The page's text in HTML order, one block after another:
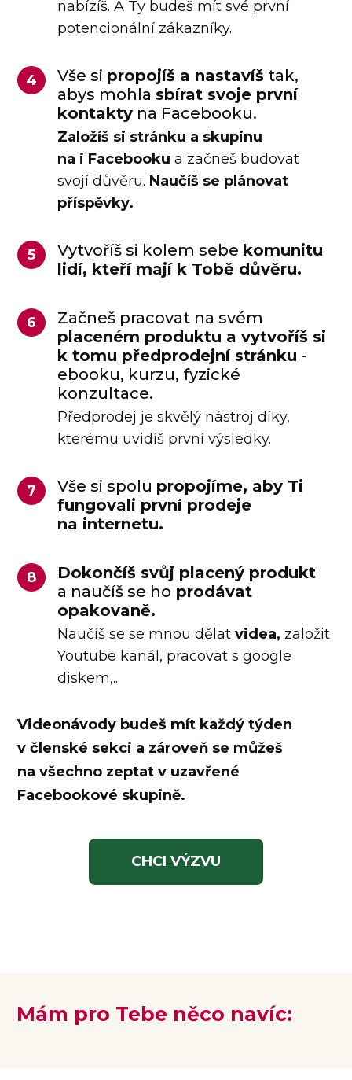
nabízíš. A Ty budeš mít své první
potencionální zákazníky.
4 Vše si propojíš a nastavíš tak,
abys mohla sbírat svoje první
kontakty na Facebooku.
Založíš si stránku a skupinu
na i Facebooku a začneš budovat
svojí důvěru. Naučíš se plánovat
příspěvky.
5 Vytvoříš si kolem sebe komunitu
lidí, kteří mají k Tobě důvěru.
6
Začneš pracovat na svém
placeném produktu a vytvoříš si
k tomu předprodejní stránku -
ebooku, kurzu, fyzické
konzultace.
Předprodej je skvělý nástroj díky,
kterému uvidíš první výsledky.
7 Vše si spolu propojíme, aby Ti
fungovali první prodeje
na internetu.
8
Dokončíš svůj placený produkt
a naučíš se ho prodávat
opakovaně.
Naučíš se se mnou dělatvidea, založit
Youtube kanál, pracovat s google
diskem,...
Videonávody budeš mít každý týden
v členské sekci a zároveň se můžeš
na všechno zeptat v uzavřené
Facebookové skupině.
CHCI VÝZVU
Mám pro Tebe něco navíc: